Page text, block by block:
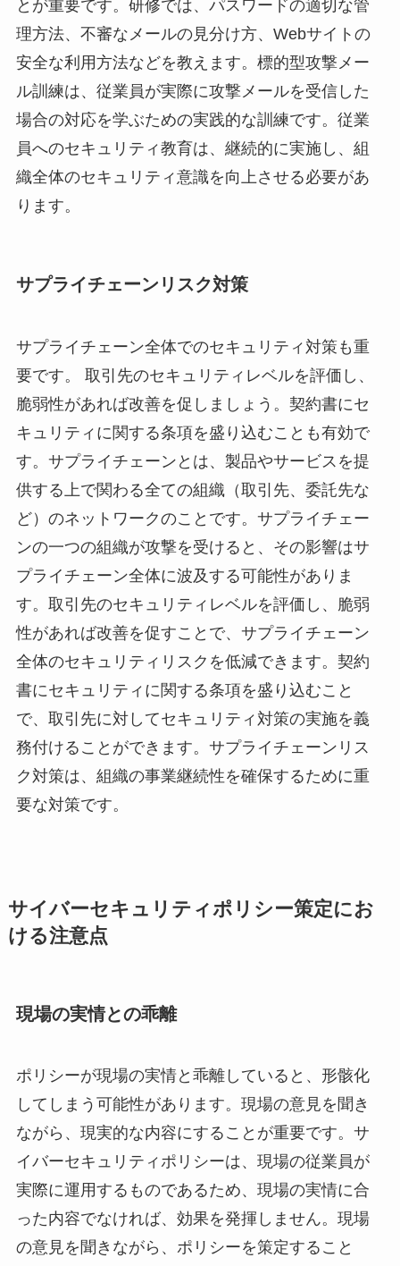
とが重要です。研修では、パスワードの適切な管
理方法、不審なメールの見分け方、Webサイトの
安全な利用方法などを教えます。標的型攻撃メー
ル訓練は、従業員が実際に攻撃メールを受信した
場合の対応を学ぶための実践的な訓練です。従業
員へのセキュリティ教育は、継続的に実施し、組
織全体のセキュリティ意識を向上させる必要があ
ります。
サプライチェーンリスク対策
サプライチェーン全体でのセキュリティ対策も重
要です。 取引先のセキュリティレベルを評価し、
脆弱性があれば改善を促しましょう。契約書にセ
キュリティに関する条項を盛り込むことも有効で
す。サプライチェーンとは、製品やサービスを提
供する上で関わる全ての組織（取引先、委託先な
ど）のネットワークのことです。サプライチェー
ンの一つの組織が攻撃を受けると、その影響はサ
プライチェーン全体に波及する可能性がありま
す。取引先のセキュリティレベルを評価し、脆弱
性があれば改善を促すことで、サプライチェーン
全体のセキュリティリスクを低減できます。契約
書にセキュリティに関する条項を盛り込むこと
で、取引先に対してセキュリティ対策の実施を義
務付けることができます。サプライチェーンリス
ク対策は、組織の事業継続性を確保するために重
要な対策です。
サイバーセキュリティポリシー策定にお
ける注意点
現場の実情との乖離
ポリシーが現場の実情と乖離していると、形骸化
してしまう可能性があります。現場の意見を聞き
ながら、現実的な内容にすることが重要です。サ
イバーセキュリティポリシーは、現場の従業員が
実際に運用するものであるため、現場の実情に合
った内容でなければ、効果を発揮しません。現場
の意見を聞きながら、ポリシーを策定すること